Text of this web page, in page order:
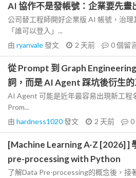
AI 協作不是發帳號：企業要先畫
公司替工程師開好企業版 AI 帳號，治
「誰可以登入」...
由 ryanvale發文 2 天前 0個留
從 Prompt 到 Graph
詞，而是 AI Agent 踩坑後衍生
AI Agent 可能是近年最容易出現新工程
Prom...
由 hardness1020發文 2 天前 0
[Machine Learning A-Z [2026] ]
pre-processing with Python
了解Data Pre-processing的概念後，接